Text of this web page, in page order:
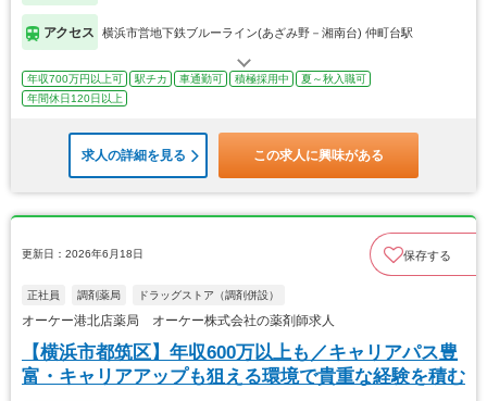
アクセス 横浜市営地下鉄ブルーライン(あざみ野－湘南台) 仲町台駅
年収700万円以上可 駅チカ 車通勤可 積極採用中
夏～秋入職可
年間休日120日以上
求人の詳細を見る この求人に興味がある
更新日：2026年6月18日 保存する
正社員 調剤薬局 ドラッグストア（調剤併設）
オーケー港北店薬局 オーケー株式会社の薬剤師求人
【横浜市都筑区】年収600万以上も／キャリアパス豊
富・キャリアアップも狙える環境で貴重な経験を積む